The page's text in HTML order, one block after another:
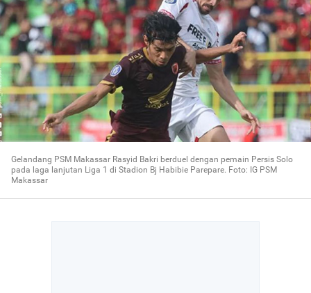
Gelandang PSM Makassar Rasyid Bakri berduel dengan pemain Persis Solo
pada laga lanjutan Liga 1 di Stadion Bj Habibie Parepare. Foto: IG PSM
Makassar